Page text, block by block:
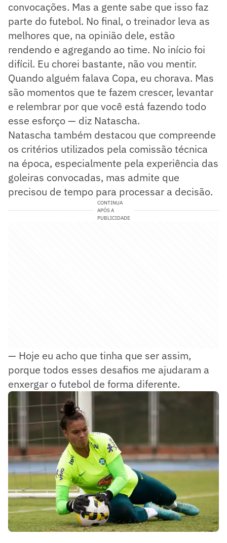
convocações. Mas a gente sabe que isso faz
parte do futebol. No final, o treinador leva as
melhores que, na opinião dele, estão
rendendo e agregando ao time. No início foi
difícil. Eu chorei bastante, não vou mentir.
Quando alguém falava Copa, eu chorava. Mas
são momentos que te fazem crescer, levantar
e relembrar por que você está fazendo todo
esse esforço — diz Natascha.
Natascha também destacou que compreende
os critérios utilizados pela comissão técnica
na época, especialmente pela experiência das
goleiras convocadas, mas admite que
precisou de tempo para processar a decisão.
CONTINUA
APÓS A
PUBLICIDADE
— Hoje eu acho que tinha que ser assim,
porque todos esses desafios me ajudaram a
enxergar o futebol de forma diferente.